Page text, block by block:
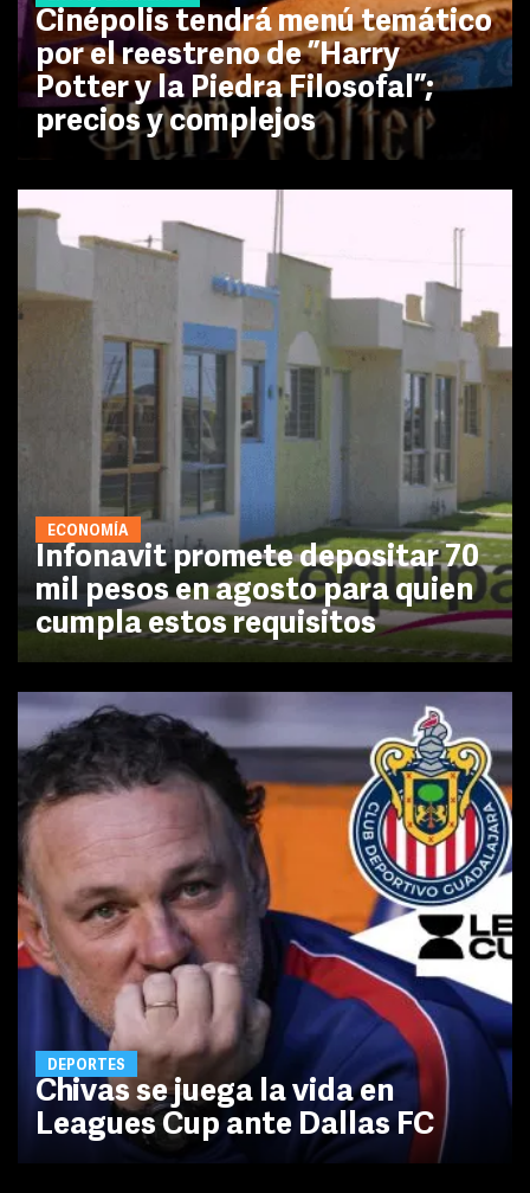
Cinépolis tendrá menú temático
por el reestreno de ”Harry
Potter y la Piedra Filosofal”;
precios y complejos
ECONOMÍA
Infonavit promete depositar 70
mil pesos en agosto para quien
cumpla estos requisitos
DEPORTES
Chivas se juega la vida en
Leagues Cup ante Dallas FC